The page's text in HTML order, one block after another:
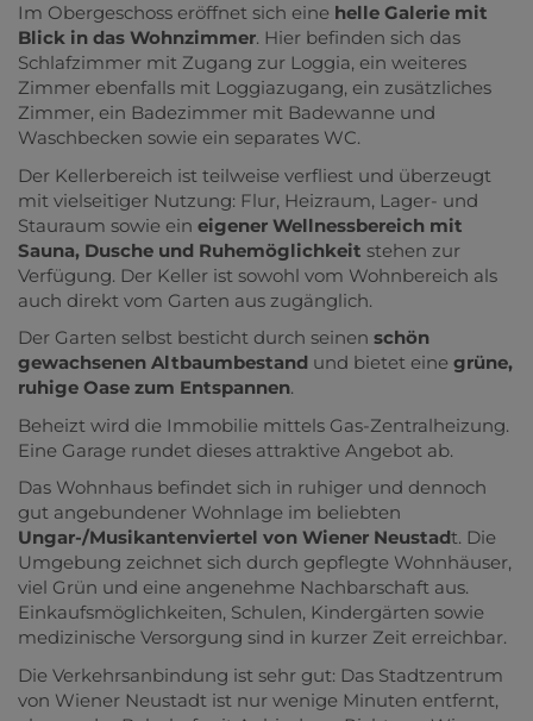
Im Obergeschoss eröffnet sich eine helle Galerie mit
Blick in das Wohnzimmer. Hier befinden sich das
Schlafzimmer mit Zugang zur Loggia, ein weiteres
Zimmer ebenfalls mit Loggiazugang, ein zusätzliches
Zimmer, ein Badezimmer mit Badewanne und
Waschbecken sowie ein separates WC.
Der Kellerbereich ist teilweise verfliest und überzeugt
mit vielseitiger Nutzung: Flur, Heizraum, Lager- und
Stauraum sowie ein eigener Wellnessbereich mit
Sauna, Dusche und Ruhemöglichkeit stehen zur
Verfügung. Der Keller ist sowohl vom Wohnbereich als
auch direkt vom Garten aus zugänglich.
Der Garten selbst besticht durch seinen schön
gewachsenen Altbaumbestand und bietet eine grüne,
ruhige Oase zum Entspannen.
Beheizt wird die Immobilie mittels Gas-Zentralheizung.
Eine Garage rundet dieses attraktive Angebot ab.
Das Wohnhaus befindet sich in ruhiger und dennoch
gut angebundener Wohnlage im beliebten
Ungar-/Musikantenviertel von Wiener Neustadt. Die
Umgebung zeichnet sich durch gepflegte Wohnhäuser,
viel Grün und eine angenehme Nachbarschaft aus.
Einkaufsmöglichkeiten, Schulen, Kindergärten sowie
medizinische Versorgung sind in kurzer Zeit erreichbar.
Die Verkehrsanbindung ist sehr gut: Das Stadtzentrum
von Wiener Neustadt ist nur wenige Minuten entfernt,